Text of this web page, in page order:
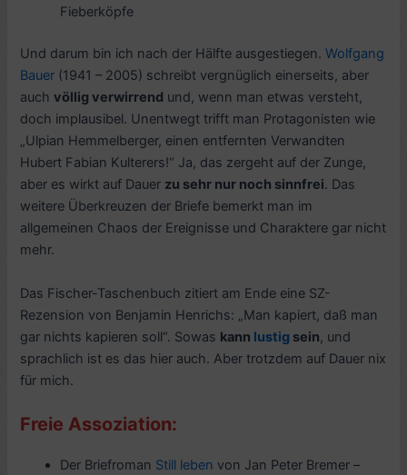
Fieberköpfe
Und darum bin ich nach der Hälfte ausgestiegen.Wolfgang
Bauer (1941 – 2005) schreibt vergnüglich einerseits, aber
auchvöllig verwirrend und, wenn man etwas versteht,
doch implausibel. Unentwegt trifft man Protagonisten wie
„Ulpian Hemmelberger, einen entfernten Verwandten
Hubert Fabian Kulterers!“ Ja, das zergeht auf der Zunge,
aber es wirkt auf Dauer zu sehr nur noch sinnfrei. Das
weitere Überkreuzen der Briefe bemerkt man im
allgemeinen Chaos der Ereignisse und Charaktere gar nicht
mehr.
Das Fischer-Taschenbuch zitiert am Ende eine SZ-
Rezension von Benjamin Henrichs: „Man kapiert, daß man
gar nichts kapieren soll“. Sowas kann lustig sein, und
sprachlich ist es das hier auch. Aber trotzdem auf Dauer nix
für mich.
Freie Assoziation:
Der Briefroman Still leben von Jan Peter Bremer –